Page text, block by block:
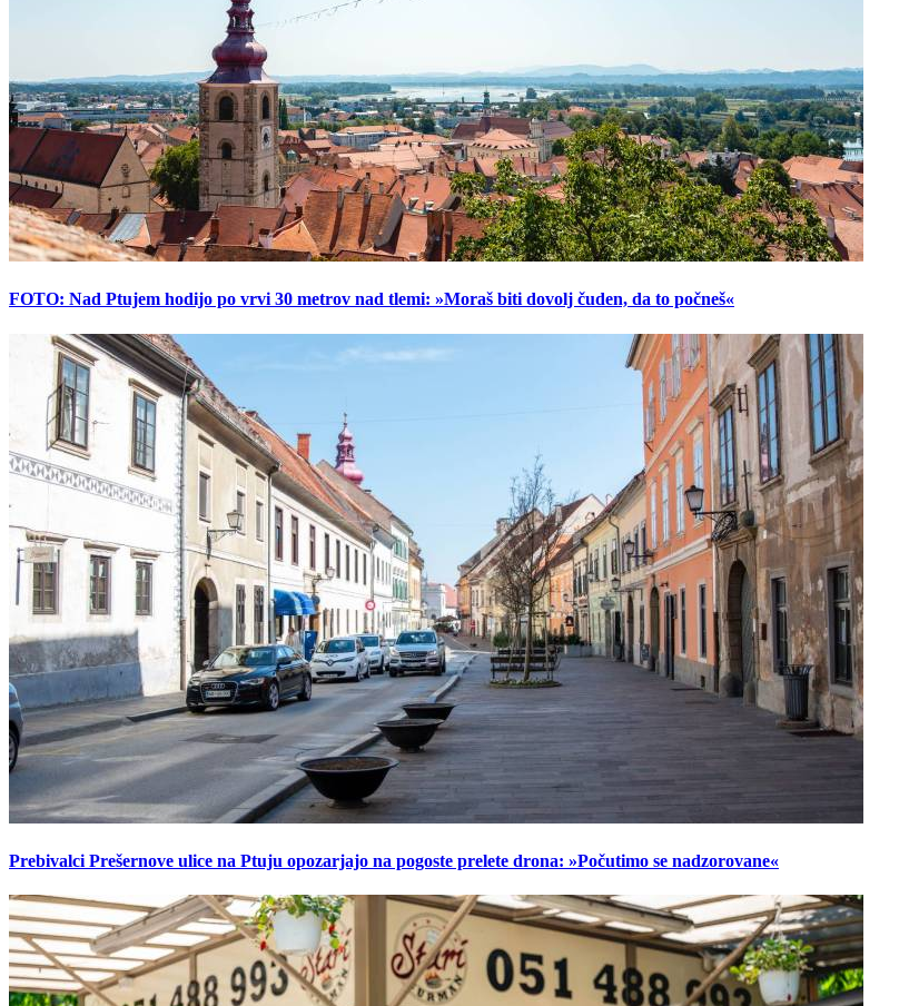
FOTO: Nad Ptujem hodijo po vrvi 30 metrov nad tlemi: »Moraš biti dovolj čuden, da to počneš«
Prebivalci Prešernove ulice na Ptuju opozarjajo na pogoste prelete drona: »Počutimo se nadzorovane«